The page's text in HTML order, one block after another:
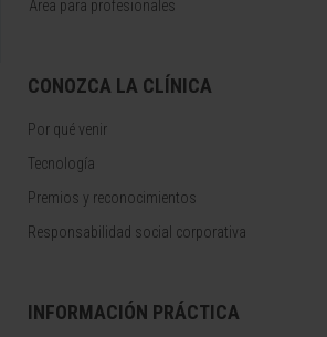
Área para profesionales
CONOZCA LA CLÍNICA
Por qué venir
Tecnología
Premios y reconocimientos
Responsabilidad social corporativa
INFORMACIÓN PRÁCTICA